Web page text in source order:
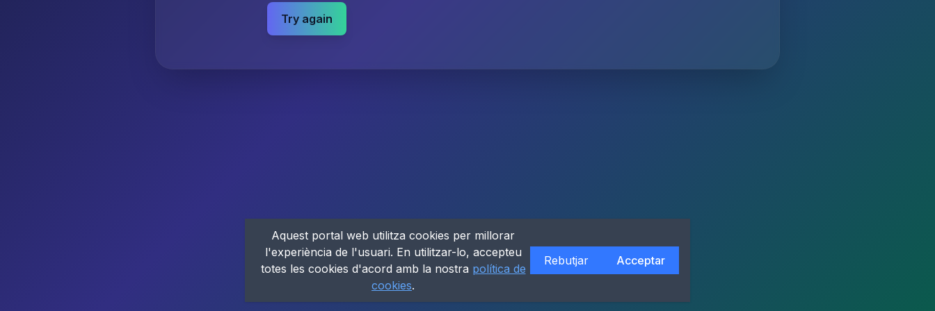
Try again
Aquest portal web utilitza cookies per millorar
l'experiència de l'usuari. En utilitzar-lo, accepteu
totes les cookies d'acord amb la nostra política de
cookies.
Rebutjar Acceptar